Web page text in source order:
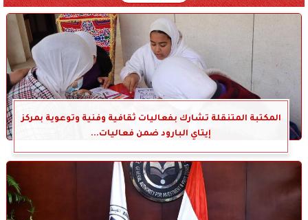
المكتبة المتنقلة تشارك بفعاليات ثقافية وفنية وتوعوية بمركز
إيتاي البارود ضمن فعاليات...